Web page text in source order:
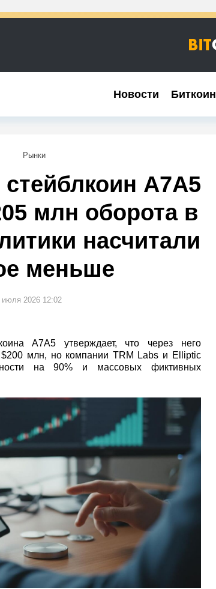
Новости Биткоин
Новости Биткоин
Рынки
A7A5
млн оборота в
насчитали
меньше
июля 2026 12:02
A7A5 утверждает, что через него
млн, но компании TRM Labs и Elliptic
на 90% и массовых фиктивных